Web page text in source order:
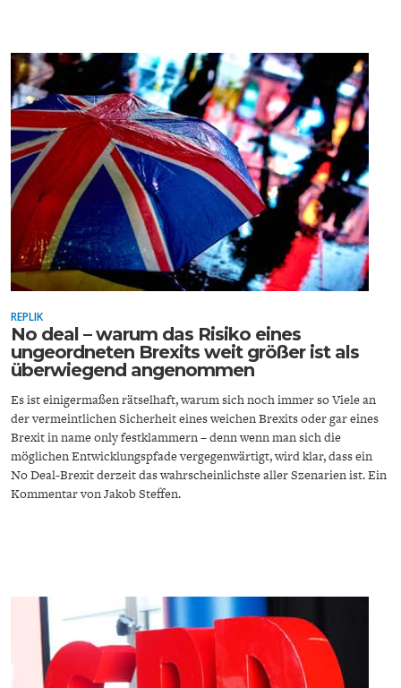
DIE NÄCHSTE STUFE DER
GLOBALISIERUNG
GERMANOMICS
GESELLSCHAFT
HÖRSAAL
REPLIK
No deal – warum das Risiko eines
ungeordneten Brexits weit größer ist als
überwiegend angenommen
Es ist einigermaßen rätselhaft, warum sich noch immer so Viele an
der vermeintlichen Sicherheit eines weichen Brexits oder gar eines
Brexit in name only festklammern – denn wenn man sich die
möglichen Entwicklungspfade vergegenwärtigt, wird klar, dass ein
No Deal-Brexit derzeit das wahrscheinlichste aller Szenarien ist. Ein
Kommentar von Jakob Steffen.